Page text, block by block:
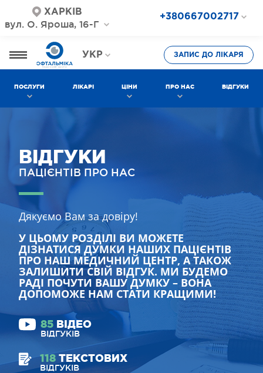
ХАРКІВ
вул. О. Яроша, 16-Г
+380667002717
+380577002717
УКР
РОС
ЗАПИС ДО ЛІКАРЯ
ПОСЛУГИ ЛІКАРІ ЦІНИ ПРО НАС ВІДГУКИ
ВІДГУКИ
ПАЦІЄНТІВ ПРО НАС
Дякуємо Вам за довіру!
У ЦЬОМУ РОЗДІЛІ ВИ МОЖЕТЕ
ДІЗНАТИСЯ ДУМКИ НАШИХ ПАЦІЄНТІВ
ПРО НАШ МЕДИЧНИЙ ЦЕНТР, А ТАКОЖ
ЗАЛИШИТИ СВІЙ ВІДГУК. МИ БУДЕМО
РАДІ ПОЧУТИ ВАШУ ДУМКУ – ВОНА
ДОПОМОЖЕ НАМ СТАТИ КРАЩИМИ!
85 ВІДЕО
ВІДГУКІВ
118 ТЕКСТОВИХ
ВІДГУКІВ